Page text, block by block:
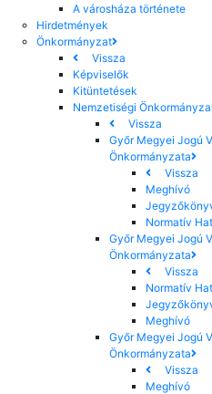
A városháza története
Hirdetmények
Önkormányzat
Vissza
Képviselők
Kitüntetések
Nemzetiségi
Vissza
Győr Megyei Jogú
Önkormányzata
Vissza
Meghívó
Normatív
Győr Megyei Jogú
Önkormányzata
Vissza
Normatív
Meghívó
Győr Megyei Jogú
Önkormányzata
Vissza
Meghívó